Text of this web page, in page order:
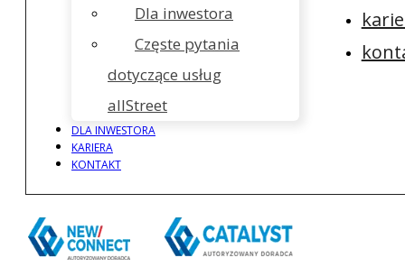
Dla inwestora
Częste pytania
dotyczące usług
allStreet
DLA INWESTORA
KARIERA
KONTAKT